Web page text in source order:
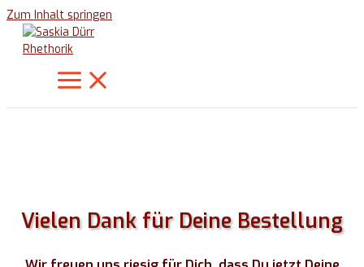
Zum Inhalt springen
Vielen Dank für Deine Bestellung